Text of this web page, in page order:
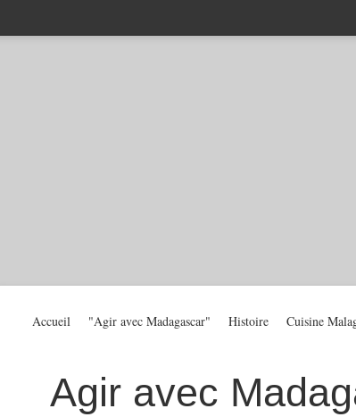
Agir avec
Accueil "Agir avec Madagascar" Histoire Cuisine